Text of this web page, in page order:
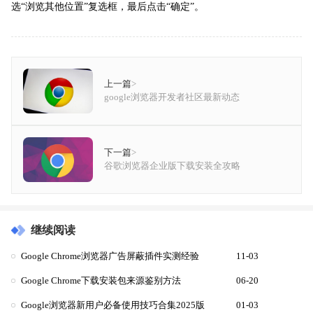
选“浏览其他位置”复选框，最后点击“确定”。
上一篇>
google浏览器开发者社区最新动态
下一篇>
谷歌浏览器企业版下载安装全攻略
继续阅读
Google Chrome浏览器广告屏蔽插件实测经验 11-03
Google Chrome下载安装包来源鉴别方法 06-20
Google浏览器新用户必备使用技巧合集2025版 01-03